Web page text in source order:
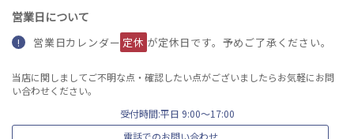
営業日について
! 営業日カレンダー 定休 が定休日です。予めご了承ください。
当店に関しましてご不明な点・確認したい点がございましたらお気軽にお問
い合わせください。
受付時間:平日 9:00〜17:00